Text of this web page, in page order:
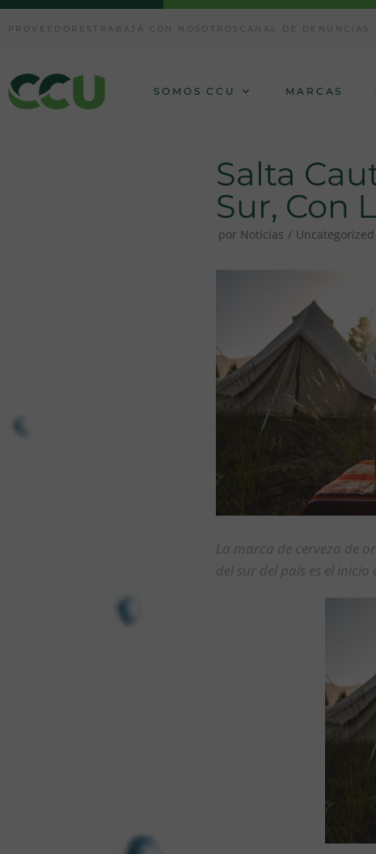
PROVEEDORES TRABAJÁ CON NOSOTROS CANAL DE DENUNCIAS
SOMOS CCU MARCAS
Salta
Sur, Con
por Noticias Uncategorized
La marca de cerveza de
del sur del país es el